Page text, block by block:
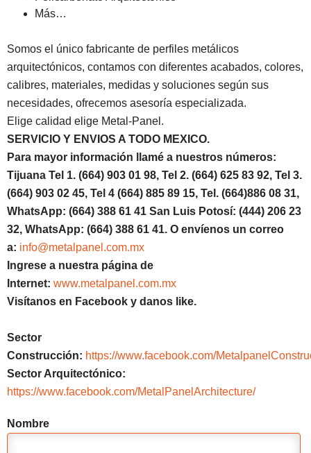
Más…
Somos el único fabricante de perfiles metálicos
arquitectónicos, contamos con diferentes acabados, colores,
calibres, materiales, medidas y soluciones según sus
necesidades, ofrecemos asesoría especializada.
Elige calidad elige Metal-Panel.
SERVICIO Y ENVIOS A TODO MEXICO.
Para mayor información llamé a nuestros números:
Tijuana Tel 1. (664) 903 01 98, Tel 2. (664) 625 83 92, Tel 3.
(664) 903 02 45, Tel 4 (664) 885 89 15, Tel. (664)886 08 31,
WhatsApp: (664) 388 61 41 San Luis Potosí: (444) 206 23
32, WhatsApp: (664) 388 61 41. O envíenos un correo
a: info@metalpanel.com.mx
Ingrese a nuestra página de
Internet: www.metalpanel.com.mx
Visítanos en Facebook y danos like.
Sector
Construcción: https://www.facebook.com/
Sector Arquitectónico:
https://www.facebook.com/MetalPanelArchitecture/
Nombre